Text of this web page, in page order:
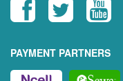
PAYMENT PARTNERS